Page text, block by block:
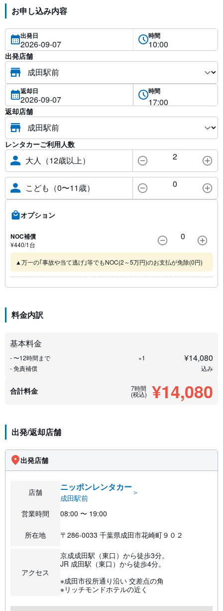
お申し込み内容
出発日 時間
出発店舗
返却日 時間
返却店舗
レンタカーご利用人数
大人（12歳以上） 2
こども（0〜11歳） 0
オプション
NOC補償
¥440/1台
0
▲万一の｢事故や当て逃げ｣等でもNOC(2～5万円)のお支払が免除(0円)
料金内訳
基本料金
- 〜12時間まで ×1 ¥14,080
- 免責補償 込み
合計料金 7時間
(税込) ¥14,080
出発/返却店舗
出発店舗
店舗 ニッポンレンタカー
成田駅前
＞
営業時間 08:00 〜 19:00
所在地 〒286-0033 千葉県成田市花崎町９０２
アクセス
京成成田駅（東口）から徒歩3分。
JR 成田駅（東口）から徒歩4分。
※成田市役所通り沿い 交差点の角
※リッチモンドホテルの近く